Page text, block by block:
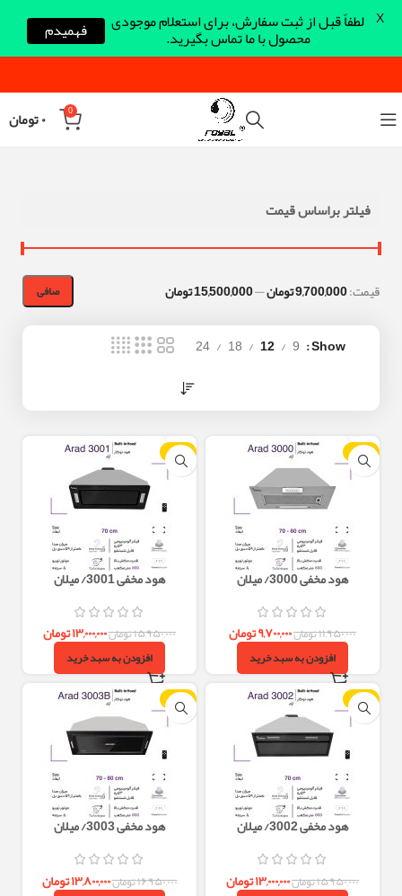
0 ۰تومان
فیلتر براساس قیمت
صافی قيمت:9,700,000 تومان —15,500,000 تومان
Show
9
12
18
24
-19%
هود مخفی 3000/ میلان
۱۱,۹۵۰,۰۰۰تومان۹,۷۰۰,۰۰۰تومان
افزودن به سبد خرید
-18%
هود مخفی 3001/ میلان
۱۵,۹۵۰,۰۰۰تومان۱۳,۰۰۰,۰۰۰تومان
افزودن به سبد خرید
-18%
هود مخفی 3002/ میلان
۱۵,۹۵۰,۰۰۰تومان۱۳,۰۰۰,۰۰۰تومان
-19%
هود مخفی 3003/ میلان
۱۶,۹۵۰,۰۰۰تومان۱۳,۸۰۰,۰۰۰تومان
لطفاً قبل از ثبت سفارش، برای استعلام موجودی
محصول با ما تماس بگیرید. فهمیدم X